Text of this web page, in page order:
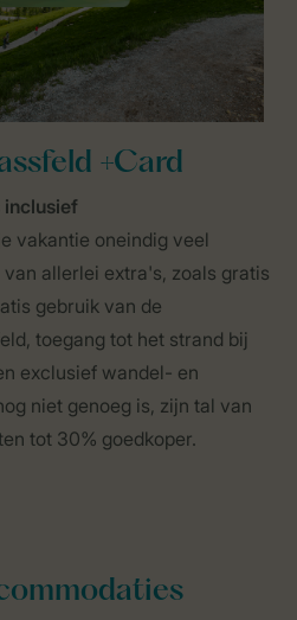
+Card
inclusief
vakantie oneindig veel
allerlei extra's, zoals gratis
gebruik van de
toegang tot het strand bij
exclusief wandel- en
niet genoeg is, zijn tal van
tot 30% goedkoper.